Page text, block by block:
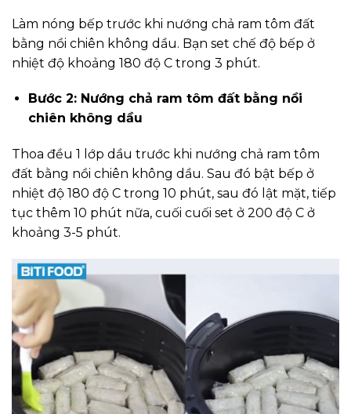
Làm nóng bếp trước khi nướng chả ram tôm đất
bằng nồi chiên không dầu. Bạn set chế độ bếp ở
nhiệt độ khoảng 180 độ C trong 3 phút.
Bước 2: Nướng chả ram tôm đất bằng nồi
chiên không dầu
Thoa đều 1 lớp dầu trước khi nướng chả ram tôm
đất bằng nồi chiên không dầu. Sau đó bật bếp ở
nhiệt độ 180 độ C trong 10 phút, sau đó lật mặt, tiếp
tục thêm 10 phút nữa, cuối cuối set ở 200 độ C ở
khoảng 3-5 phút.